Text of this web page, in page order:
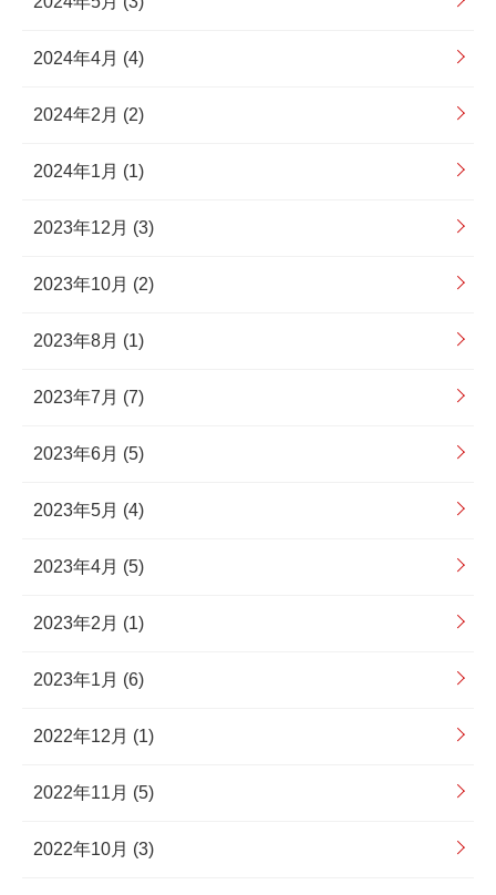
2024年4月 (4)
2024年2月 (2)
2024年1月 (1)
2023年12月 (3)
2023年10月 (2)
2023年8月 (1)
2023年7月 (7)
2023年6月 (5)
2023年5月 (4)
2023年4月 (5)
2023年2月 (1)
2023年1月 (6)
2022年12月 (1)
2022年11月 (5)
2022年10月 (3)